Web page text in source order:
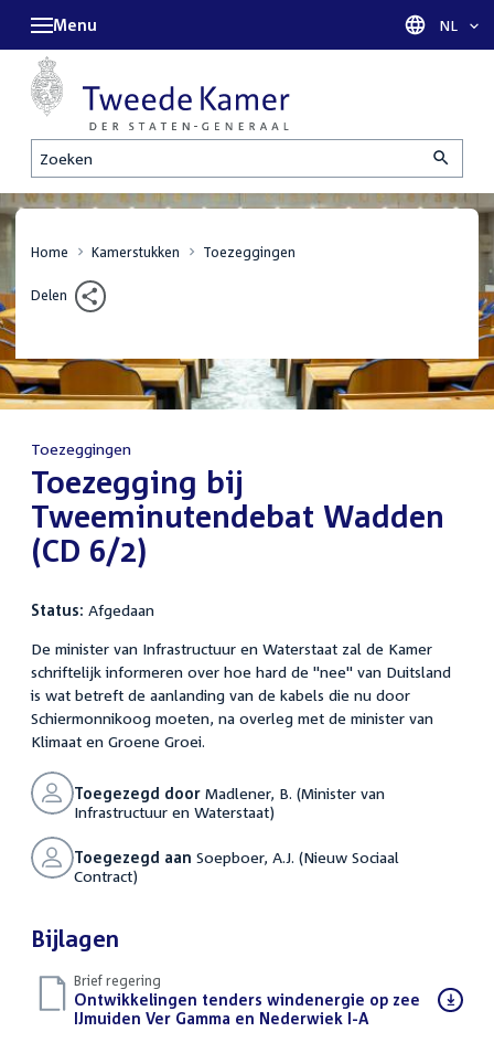
Zoeken
Menu Taal
NL
Home Kamerstukken Toezeggingen
Delen
Toezeggingen
:Toezegging bij
Tweeminutendebat Wadden
(CD 6/2)
Status: Afgedaan
De minister van Infrastructuur en Waterstaat zal de Kamer
schriftelijk informeren over hoe hard de "nee" van Duitsland
is wat betreft de aanlanding van de kabels die nu door
Schiermonnikoog moeten, na overleg met de minister van
Klimaat en Groene Groei.
Toegezegd doorMadlener, B. (Minister van
Infrastructuur en Waterstaat)
Toegezegd aan Soepboer, A.J. (Nieuw Sociaal
Contract)
Bijlagen
Brief regering
Download
bestand:
Ontwikkelingen tenders windenergie op zee
IJmuiden Ver Gamma en Nederwiek I-A(PDF)